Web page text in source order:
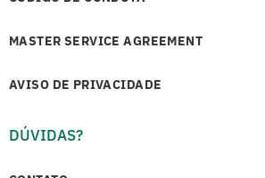
MASTER SERVICE AGREEMENT
AVISO DE PRIVACIDADE
DÚVIDAS?